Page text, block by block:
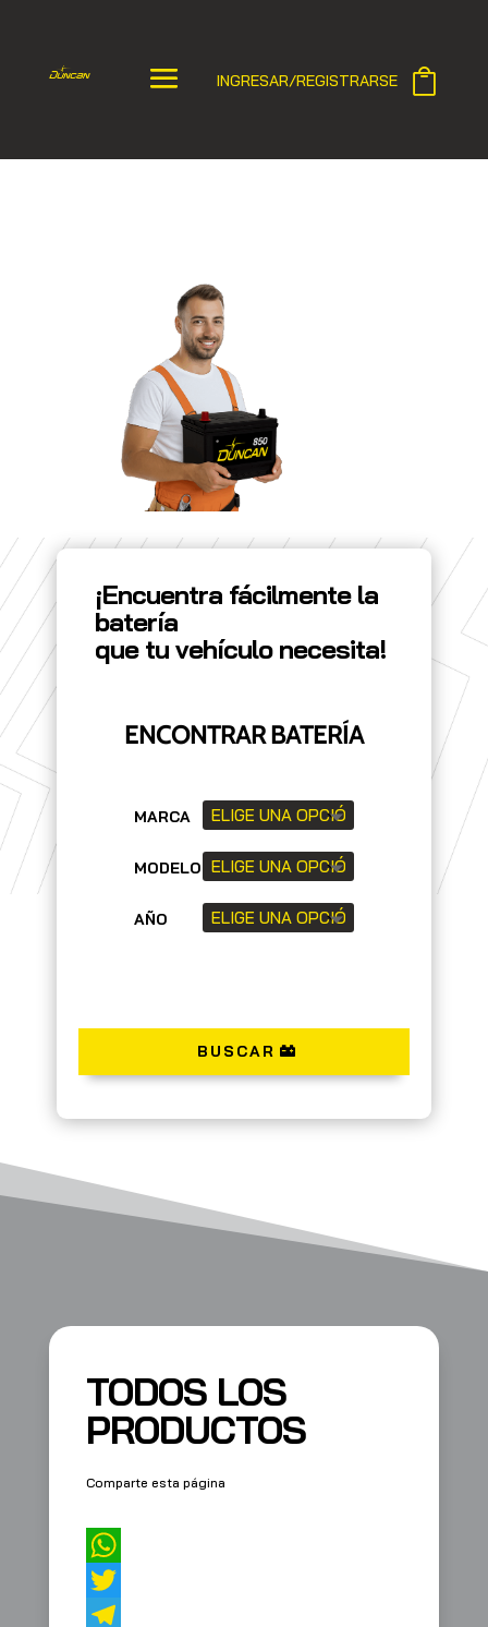
INGRESAR/REGISTRARSE
¡Encuentra fácilmente la
batería
que tu vehículo necesita!
ENCONTRAR BATERÍA
MARCA
MODELO
AÑO
BUSCAR
TODOS LOS
PRODUCTOS
Comparte esta página